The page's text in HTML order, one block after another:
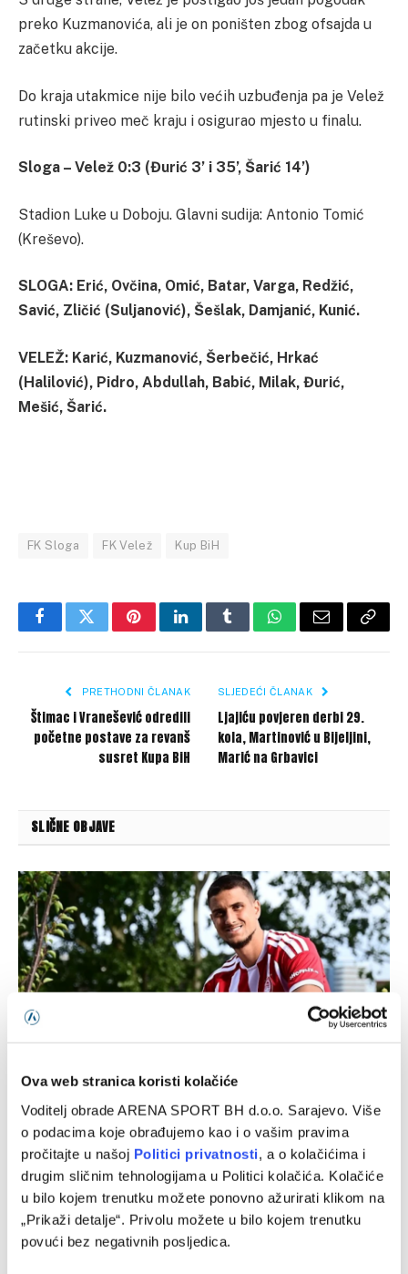
Ova web stranica koristi kolačiće
Voditelj obrade ARENA SPORT BH d.o.o. Sarajevo. Više
o podacima koje obrađujemo kao i o vašim pravima
pročitajte u našoj Politici privatnosti, a o kolačićima i
drugim sličnim tehnologijama u Politici kolačića. Kolačiće
u bilo kojem trenutku možete ponovno ažurirati klikom na
„Prikaži detalje“. Privolu možete u bilo kojem trenutku
povući bez negativnih posljedica.
preko Kuzmanovića, ali je on poništen zbog ofsajda u
začetku akcije.
Do kraja utakmice nije bilo većih uzbuđenja pa je Velež
rutinski priveo meč kraju i osigurao mjesto u finalu.
Sloga – Velež 0:3 (Đurić 3’ i 35’, Šarić 14’)
Stadion Luke u Doboju. Glavni sudija: Antonio Tomić
(Kreševo).
SLOGA: Erić, Ovčina, Omić, Batar, Varga, Redžić,
Savić, Zličić (Suljanović), Šešlak, Damjanić, Kunić.
VELEŽ: Karić, Kuzmanović, Šerbečić, Hrkać
(Halilović), Pidro, Abdullah, Babić, Milak, Đurić,
Mešić, Šarić.
FK Sloga FK Velež Kup BiH
FacebookTwitterPinterestLinkedInTumblrWhatsApp
Email Copy
PRETHODNI ČLANAK
Štimac i Vranešević odredili
početne postave za revanš
susret Kupa BiH
SLJEDEĆI ČLANAK
Ljajiću povjeren derbi 29.
kola, Martinović u Bijeljini,
Marić na Grbavici
SLIČNE OBJAVE
Selektor Švedske pokušao preoteti Smajlovića, ali nije
uspio: Barbarez već povukao ključni potez
06/08/2026